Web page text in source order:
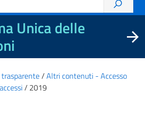
Unica delle
/Altri contenuti - Accesso
/ 2019